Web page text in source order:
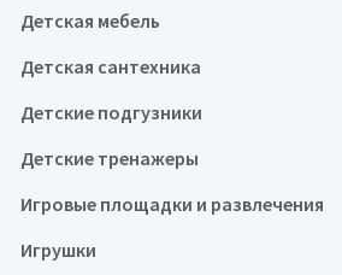
Детская мебель
Детская сантехника
Детские подгузники
Детские тренажеры
Игровые площадки и развлечения
Игрушки